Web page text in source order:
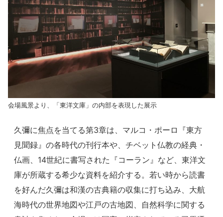
会場風景より、「東洋文庫」の内部を表現した展示
久彌に焦点を当てる第3章は、マルコ・ポーロ『東方
見聞録』の各時代の刊行本や、チベット仏教の経典・
仏画、14世紀に書写された『コーラン』など、東洋文
庫が所蔵する希少な資料を紹介する。若い時から読書
を好んだ久彌は和漢の古典籍の収集に打ち込み、大航
海時代の世界地図や江戸の古地図、自然科学に関する